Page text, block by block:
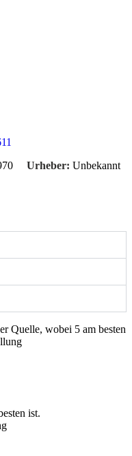
Urheber: Unbekannt
Quelle, wobei 5 am besten
ist.